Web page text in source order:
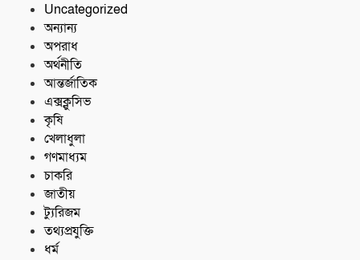
Uncategorized
অন্যান্য
অপরাধ
অর্থনীতি
আন্তর্জাতিক
এক্সক্লুসিভ
কৃষি
খেলাধুলা
গণমাধ্যম
চাকরি
জাতীয়
ট্যুরিজম
তথ্যপ্রযুক্তি
ধর্ম